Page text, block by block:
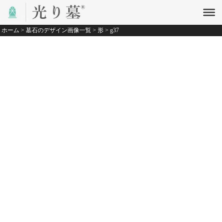
ホーム > 墓石のデザイン画像一覧 > 形 > g37